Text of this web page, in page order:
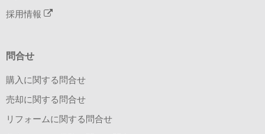
採用情報
問合せ
購入に関する問合せ
売却に関する問合せ
リフォームに関する問合せ